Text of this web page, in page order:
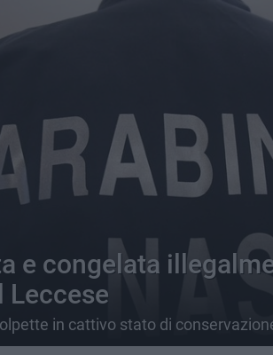
e congelata
Leccese
in cattivo stato di